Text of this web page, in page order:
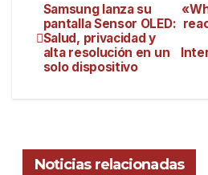
Samsung lanza su
pantalla Sensor OLED:
Salud, privacidad y
alta resolución en un
solo dispositivo
Noticias relacionadas